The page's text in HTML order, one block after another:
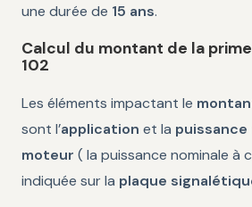
une durée de 15 ans.
Calcul du montant de la prime
102
Les éléments impactant le
sont l’application et la puissance
moteur ( la puissance nominale à
indiquée sur la plaque